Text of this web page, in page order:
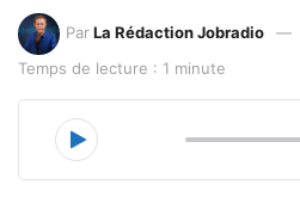
Par La Rédaction Jobradio
Temps de lecture : 1 minute